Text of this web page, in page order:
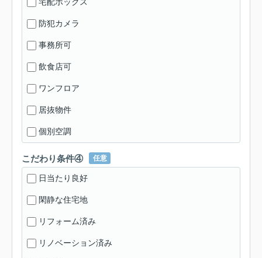
宅配ボックス
防犯カメラ
事務所可
飲食店可
ワンフロア
居抜物件
個別空調
こだわり条件④ 任意
日当たり良好
閑静な住宅地
リフォーム済み
リノベーション済み